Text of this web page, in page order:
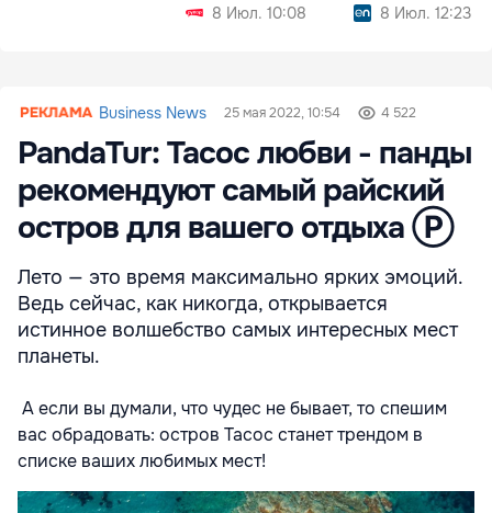
8 Июл. 10:08
8 Июл. 12:23
Business News 25 мая 2022, 10:54 4 522
PandaTur: Тасос любви - панды
рекомендуют самый райский
остров для вашего отдыха Ⓟ
Лето — это время максимально ярких эмоций.
Ведь сейчас, как никогда, открывается
истинное волшебство самых интересных мест
планеты.
А если вы думали, что чудес не бывает, то спешим
вас обрадовать: остров Тасос станет трендом в
списке ваших любимых мест!